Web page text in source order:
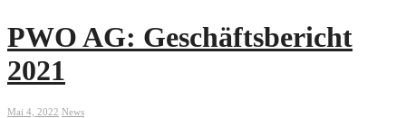
PWO AG: Geschäftsbericht
2021
Mai 4, 2022 News